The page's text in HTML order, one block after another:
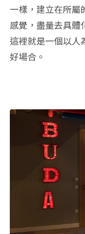
一樣，建立在所屬
感覺，盡量去具體
這裡就是一個以人
好場合。